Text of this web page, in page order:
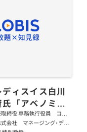
ィスイス白川
「アベノミク
締役 専務執行役員 コー
ョングループ長
会社 マネージング･ディ